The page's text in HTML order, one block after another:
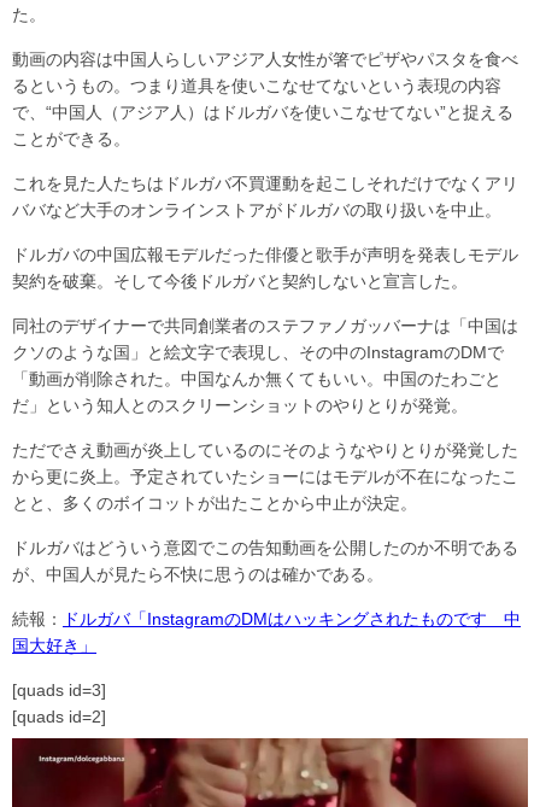
た。
動画の内容は中国人らしいアジア人女性が箸でピザやパスタを食べ
るというもの。つまり道具を使いこなせてないという表現の内容
で、“中国人（アジア人）はドルガバを使いこなせてない”と捉える
ことができる。
これを見た人たちはドルガバ不買運動を起こしそれだけでなくアリ
ババなど大手のオンラインストアがドルガバの取り扱いを中止。
ドルガバの中国広報モデルだった俳優と歌手が声明を発表しモデル
契約を破棄。そして今後ドルガバと契約しないと宣言した。
同社のデザイナーで共同創業者のステファノガッバーナは「中国は
クソのような国」と絵文字で表現し、その中のInstagramのDMで
「動画が削除された。中国なんか無くてもいい。中国のたわごと
だ」という知人とのスクリーンショットのやりとりが発覚。
ただでさえ動画が炎上しているのにそのようなやりとりが発覚した
から更に炎上。予定されていたショーにはモデルが不在になったこ
とと、多くのボイコットが出たことから中止が決定。
ドルガバはどういう意図でこの告知動画を公開したのか不明である
が、中国人が見たら不快に思うのは確かである。
続報：
ドルガバ「InstagramのDMはハッキングされたものです 中
国大好き」
[quads id=3]
[quads id=2]